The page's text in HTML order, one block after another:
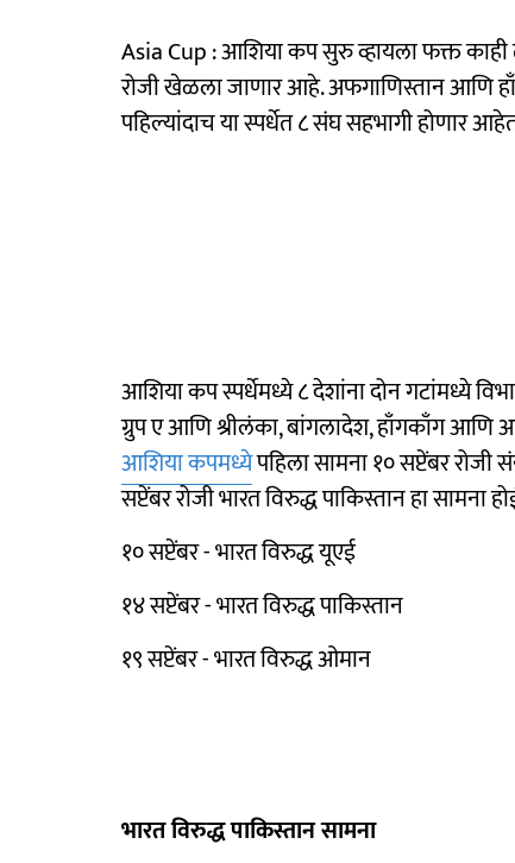
Asia Cup : आशिया कप सुरु व्हायला फक्त
रोजी खेळला जाणार आहे. अफगाणिस्तान आणि
पहिल्यांदाच या स्पर्धेत ८ संघ सहभागी होणार
आशिया कप स्पर्धेमध्ये ८ देशांना दोन गटांमध्ये
ग्रुप ए आणि श्रीलंका, बांगलादेश, हाँगकाँग आणि
आशिया कपमध्येपहिला सामना १० सप्टेंबर
सप्टेंबर रोजी भारत विरुद्ध पाकिस्तान हा
१० सप्टेंबर - भारत विरुद्ध यूएई
१४ सप्टेंबर - भारत विरुद्ध पाकिस्तान
१९ सप्टेंबर - भारत विरुद्ध ओमान
भारत विरुद्ध पाकिस्तान सामना